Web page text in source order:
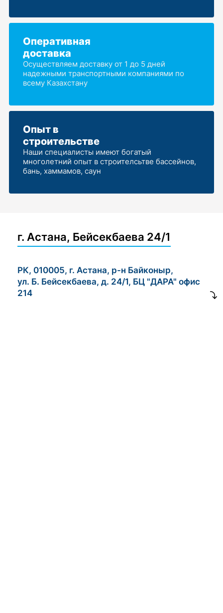
Оперативная
доставка
Осуществляем доставку от 1 до 5 дней
надежными транспортными компаниями по
всему Казахстану
Опыт в
строительстве
Наши специалисты имеют богатый
многолетний опыт в строителсьтве бассейнов,
бань, хаммамов, саун
г. Астана, Бейсекбаева 24/1
РК, 010005, г. Астана, р-н Байконыр,
ул. Б. Бейсекбаева, д. 24/1, БЦ "ДАРА" офис
214